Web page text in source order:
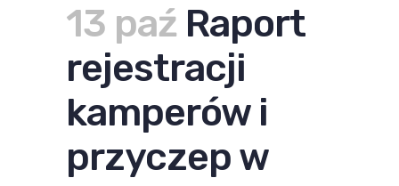
13 paź Raport
rejestracji
kamperów i
przyczep w